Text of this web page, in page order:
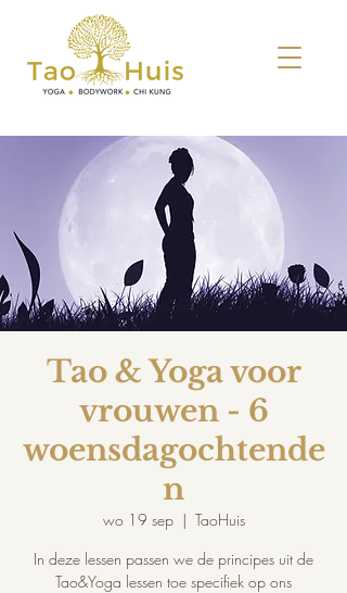
Tao & Yoga voor
vrouwen - 6
woensdagochtende
n
wo 19 sep
  |
TaoHuis
In deze lessen passen we de principes uit de
Tao&Yoga lessen toe specifiek op ons